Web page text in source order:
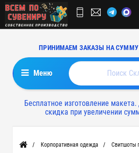
ПРИНИМАЕМ ЗАКАЗЫ НА СУММУ
Меню
Бесплатное изготовление
скидка при увеличении
Главная Корпоративная одежда Свитшоты